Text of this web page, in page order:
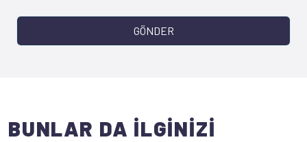
GÖNDER
BUNLAR DA İLGİNİZİ